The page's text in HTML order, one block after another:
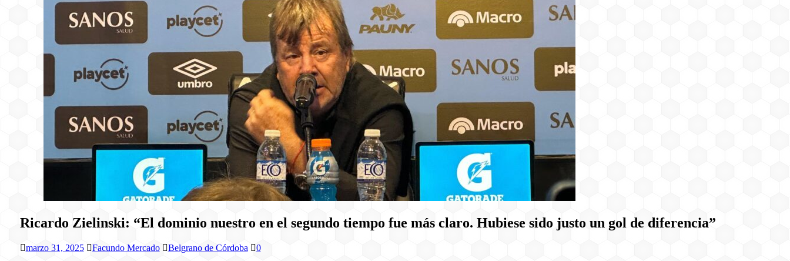
Ricardo Zielinski: “El dominio nuestro en el segundo tiempo fue más claro. Hubiese sido justo un gol de diferencia”
marzo 31, 2025 Facundo Mercado Belgrano de Córdoba
0